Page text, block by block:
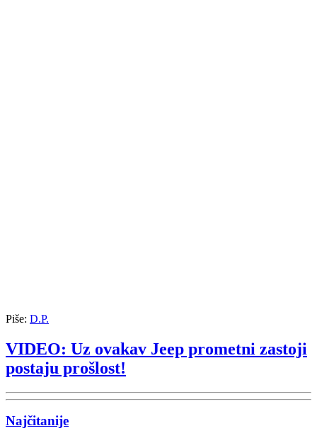
Piše: D.P.
VIDEO: Uz ovakav Jeep prometni zastoji
postaju prošlost!
Najčitanije